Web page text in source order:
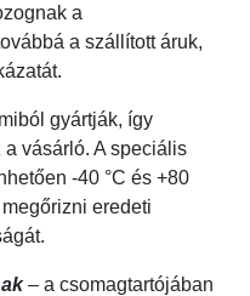
a
a szállított áruk,
gyártják, így
vásárló. A speciális
-40 °C és +80
eredeti
– a csomagtartójában